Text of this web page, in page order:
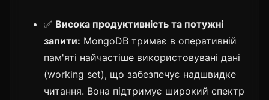
✅ Висока продуктивність та потужні
запити: MongoDB тримає в оперативній
пам'яті найчастіше використовувані дані
(working set), що забезпечує надшвидке
читання. Вона підтримує широкий спектр